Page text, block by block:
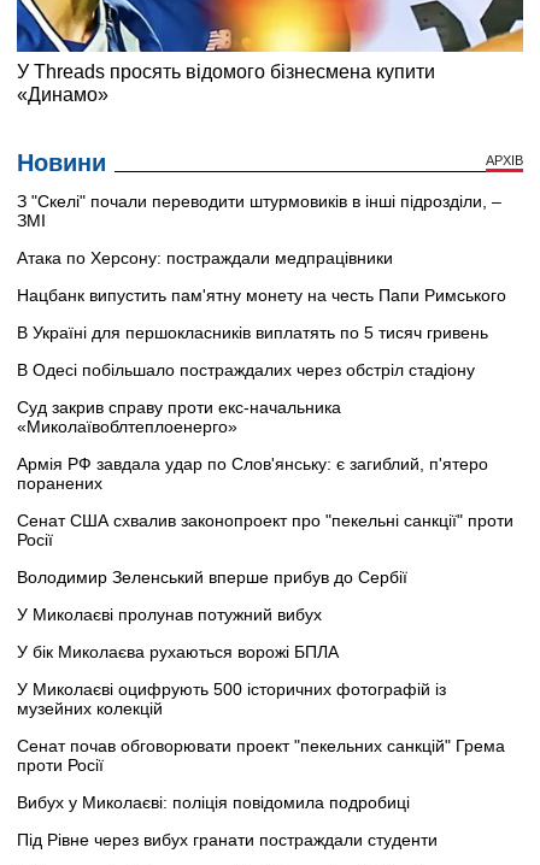
Новини АРХІВ
З "Скелі" почали переводити штурмовиків в інші підрозділи, –
ЗМІ
Атака по Херсону: постраждали медпрацівники
Нацбанк випустить пам'ятну монету на честь Папи Римського
В Україні для першокласників виплатять по 5 тисяч гривень
В Одесі побільшало постраждалих через обстріл стадіону
Суд закрив справу проти екс-начальника
«Миколаївоблтеплоенерго»
Армія РФ завдала удар по Слов'янську: є загиблий, п'ятеро
поранених
Сенат США схвалив законопроект про "пекельні санкції" проти
Росії
Володимир Зеленський вперше прибув до Сербії
У Миколаєві пролунав потужний вибух
У бік Миколаєва рухаються ворожі БПЛА
У Миколаєві оцифрують 500 історичних фотографій із
музейних колекцій
Сенат почав обговорювати проект "пекельних санкцій" Грема
проти Росії
Вибух у Миколаєві: поліція повідомила подробиці
Під Рівне через вибух гранати постраждали студенти